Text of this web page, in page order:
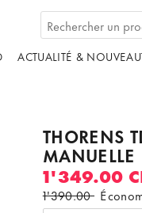
ACTUALITÉ &
THORENS
MANUELLE
1'349.00
1'390.00